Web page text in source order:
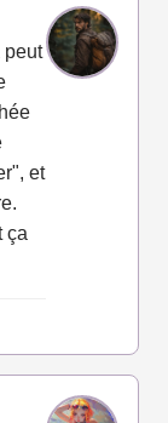
peut
et
ça